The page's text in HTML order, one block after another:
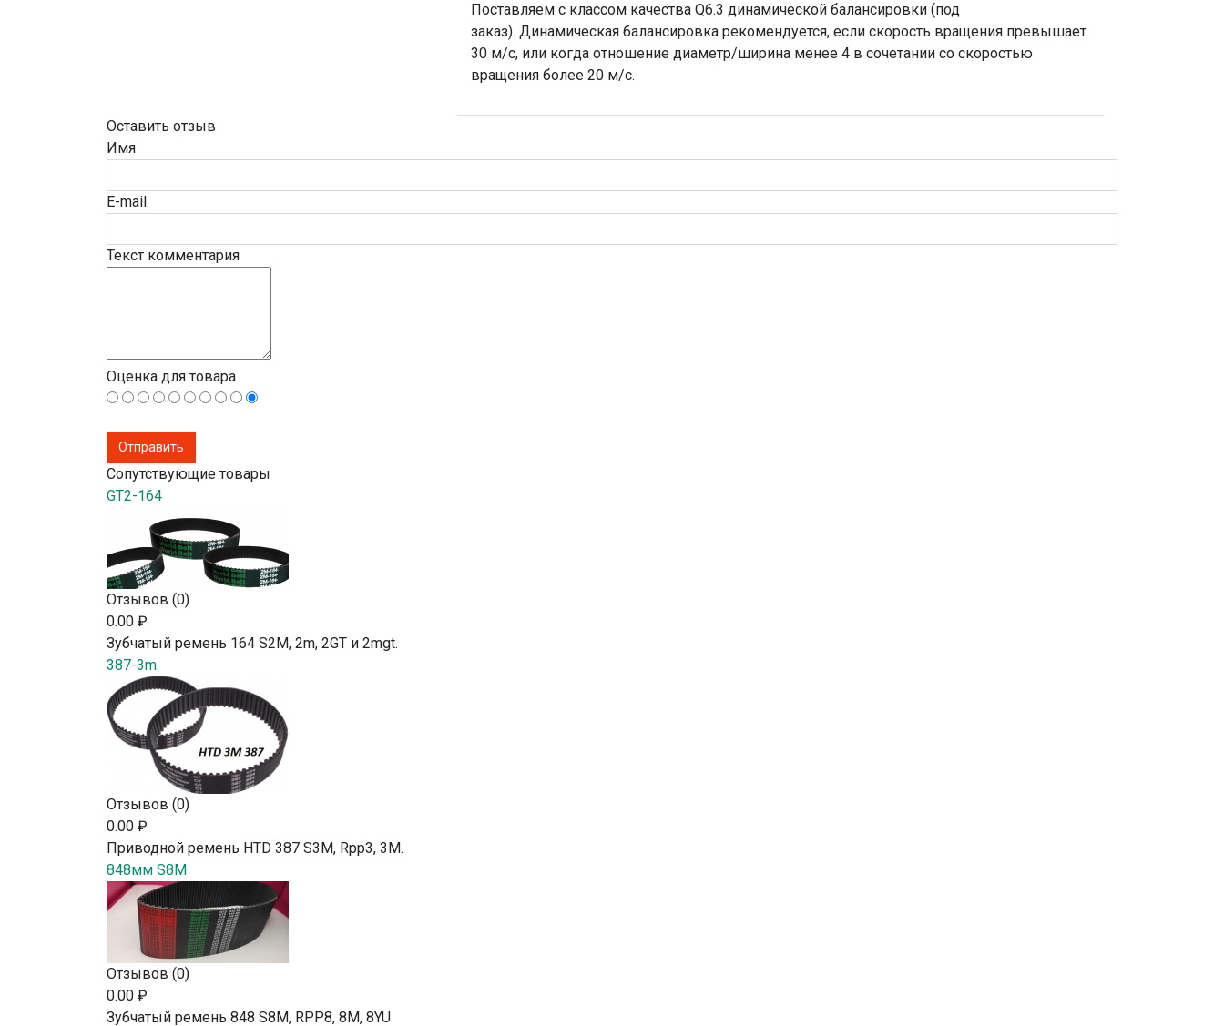
Поставляем с классом качества Q6.3 динамической балансировки (под
заказ). Динамическая балансировка рекомендуется, если скорость вращения превышает
30 м/с, или когда отношение диаметр/ширина менее 4 в сочетании со скоростью
вращения более 20 м/с.
Оставить отзыв
Имя
E-mail
Текст комментария
Оценка для товара
Сопутствующие товары
GT2-164
Отзывов (0)
0.00 ₽
Зубчатый ремень 164 S2М, 2m, 2GT и 2mgt.
387-3m
Отзывов (0)
0.00 ₽
Приводной ремень HTD 387 S3M, Rpp3, 3М.
848мм S8M
Отзывов (0)
0.00 ₽
Зубчатый ремень 848 S8M, RPP8, 8М, 8YU